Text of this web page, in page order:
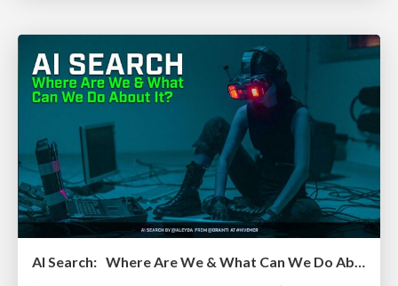
AI Search: Where Are We & What Can We Do About It?